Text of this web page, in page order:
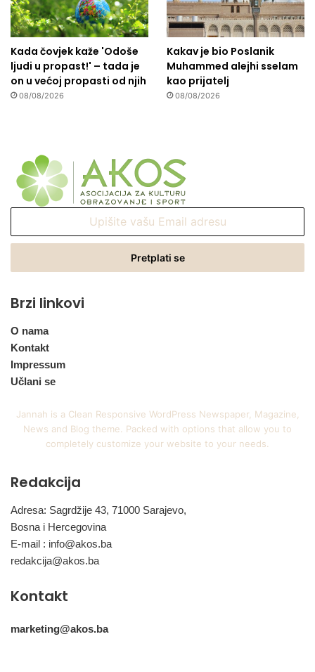
Kada čovjek kaže 'Odoše
ljudi u propast!' – tada je
on u većoj propasti od njih
08/08/2026
Kakav je bio Poslanik
Muhammed alejhi sselam
kao prijatelj
08/08/2026
Email
Brzi linkovi
O nama
Kontakt
Impressum
Učlani se
Jannah is a Clean Responsive WordPress Newspaper, Magazine,
News and Blog theme. Packed with options that allow you to
completely customize your website to your needs.
Redakcija
Adresa: Sagrdžije 43, 71000 Sarajevo,
Bosna i Hercegovina
E-mail : info@akos.ba
redakcija@akos.ba
Kontakt
marketing@akos.ba